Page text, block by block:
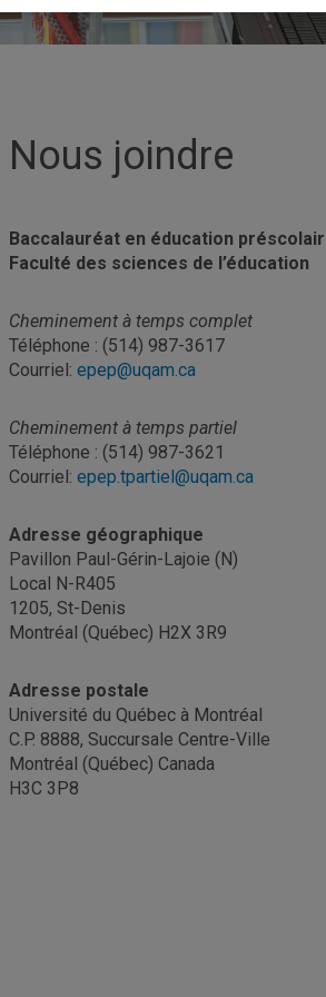
Nous joindre
Baccalauréat en éducation
Faculté des sciences de l’éducation
Cheminement à temps complet
Téléphone : (514) 987-3617
Courriel: epep@uqam.ca
Cheminement à temps partiel
Téléphone : (514) 987-3621
Courriel: epep.tpartiel@uqam.ca
Adresse géographique
Pavillon Paul-Gérin-Lajoie (N)
Local N-R405
1205, St-Denis
Montréal (Québec) H2X 3R9
Adresse postale
Université du Québec à Montréal
C.P. 8888, Succursale Centre-Ville
Montréal (Québec) Canada
H3C 3P8